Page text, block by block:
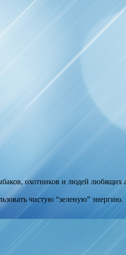
охотников и людей
чистую “зеленую” энергию.